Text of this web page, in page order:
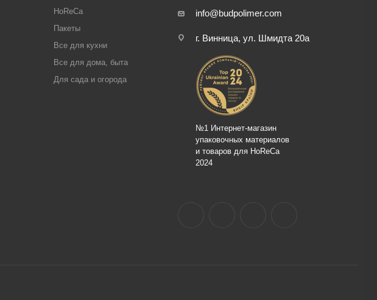
HoReCa
Пакеты
Все для кухни
Все для дома, быта
Для сада и огорода
info@budpolimer.com
г. Винница, ул. Шмидта 20а
№1 Интернет-магазин
упаковочных материалов
и товаров для HoReCa
2024